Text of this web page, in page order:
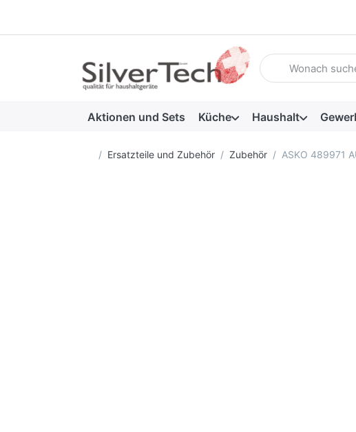
Geben Sie einen
Aktionen und Sets Küche Haushalt
Startseite
Ersatzteile und Zubehör Zubehör ASKO 489971